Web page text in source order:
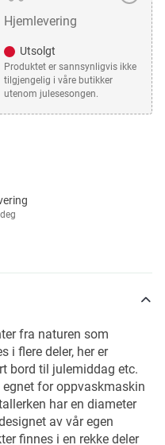
Hjemlevering
Utsolgt
Produktet er sannsynligvis ikke
tilgjengelig i våre butikker
utenom julesesongen.
fra naturen som
i flere deler, her er
bord til julemiddag etc.
for oppvaskmaskin
har en diameter
av vår egen
finnes i en rekke deler